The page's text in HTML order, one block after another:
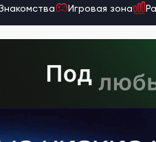
Игровая зона